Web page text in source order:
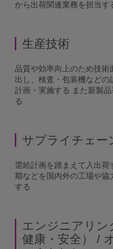
から出荷関連業務を担当す
生産技術
品質や効率向上のため技
出し、検査・包装機などの
計画・実施する また新製
る
サプライチェー
需給計画を踏まえて入出
期などを国内外の工場や協
する
エンジニアリン
健康・安全） /